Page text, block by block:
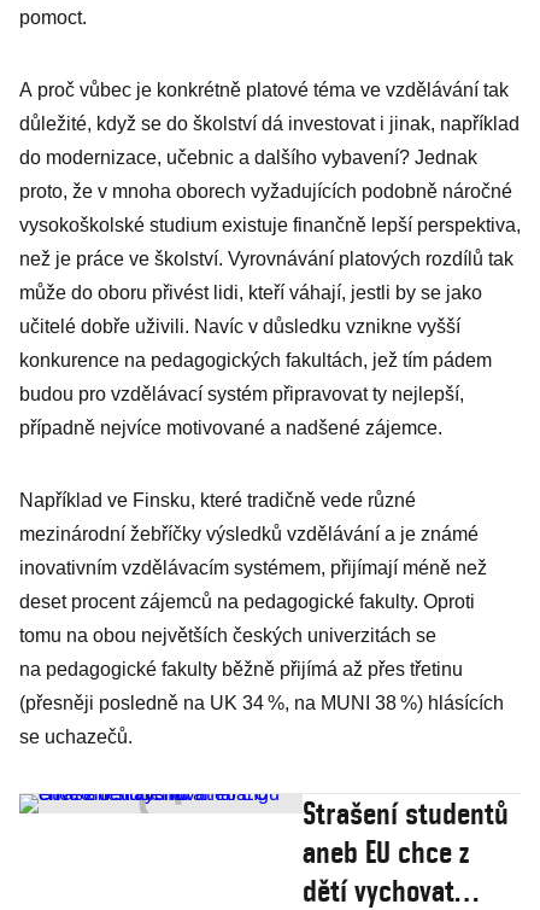
pomoct.
A proč vůbec je konkrétně platové téma ve vzdělávání tak
důležité, když se do školství dá investovat i jinak, například
do modernizace, učebnic a dalšího vybavení? Jednak
proto, že v mnoha oborech vyžadujících podobně náročné
vysokoškolské studium existuje finančně lepší perspektiva,
než je práce ve školství. Vyrovnávání platových rozdílů tak
může do oboru přivést lidi, kteří váhají, jestli by se jako
učitelé dobře uživili. Navíc v důsledku vznikne vyšší
konkurence na pedagogických fakultách, jež tím pádem
budou pro vzdělávací systém připravovat ty nejlepší,
případně nejvíce motivované a nadšené zájemce.
Například ve Finsku, které tradičně vede různé
mezinárodní žebříčky výsledků vzdělávání a je známé
inovativním vzdělávacím systémem, přijímají méně než
deset procent zájemců na pedagogické fakulty. Oproti
tomu na obou největších českých univerzitách se
na pedagogické fakulty běžně přijímá až přes třetinu
(přesněji posledně na UK 34 %, na MUNI 38 %) hlásících
se uchazečů.
Strašení studentů
aneb EU chce z
dětí vychovat